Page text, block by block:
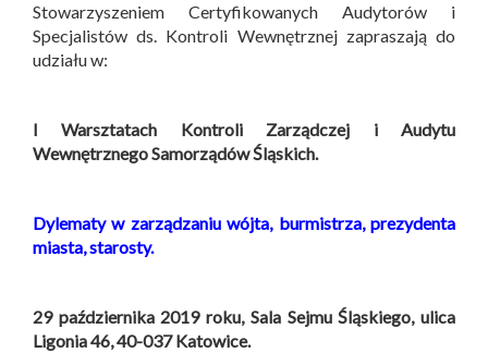
Stowarzyszeniem Certyfikowanych Audytorów i
Specjalistów ds. Kontroli Wewnętrznej zapraszają do
udziału w:
I Warsztatach Kontroli Zarządczej i Audytu
Wewnętrznego Samorządów Śląskich.
Dylematy w zarządzaniu wójta, burmistrza, prezydenta
miasta, starosty.
29 października 2019 roku, Sala Sejmu Śląskiego, ulica
Ligonia 46, 40-037 Katowice.